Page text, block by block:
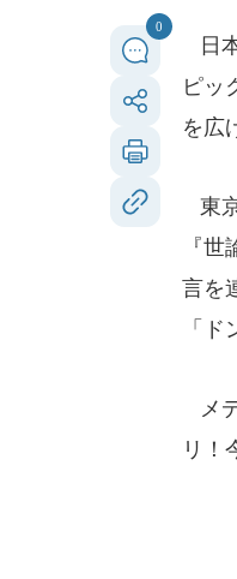
0
日
ピッ
を広
東
『
言を
「
メ
リ！